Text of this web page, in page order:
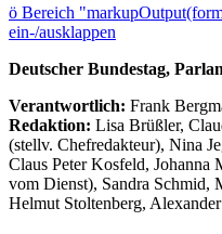
ö Bereich
ein-/ausklappen
Deutscher Bundestag,
Verantwortlich: Frank
Redaktion: Lisa Brüßler,
(stellv. Chefredakteur), Nina
Claus Peter Kosfeld, Johanna
vom Dienst), Sandra Schmid,
Helmut Stoltenberg,